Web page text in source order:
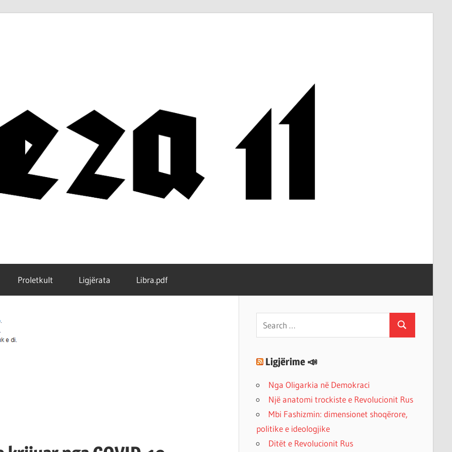
Proletkult Ligjërata Libra.pdf
Search
Ligjërime 📣
Nga Oligarkia në Demokraci
Një anatomi trockiste e Revolucionit Rus
Mbi Fashizmin: dimensionet shoqërore,
politike e ideologjike
Ditët e Revolucionit Rus